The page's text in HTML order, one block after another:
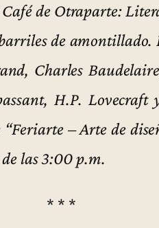
de Otraparte:
de amontillado.
Charles
H.P. Lovecraft
– Arte de
las 3:00 p.m.
* * *